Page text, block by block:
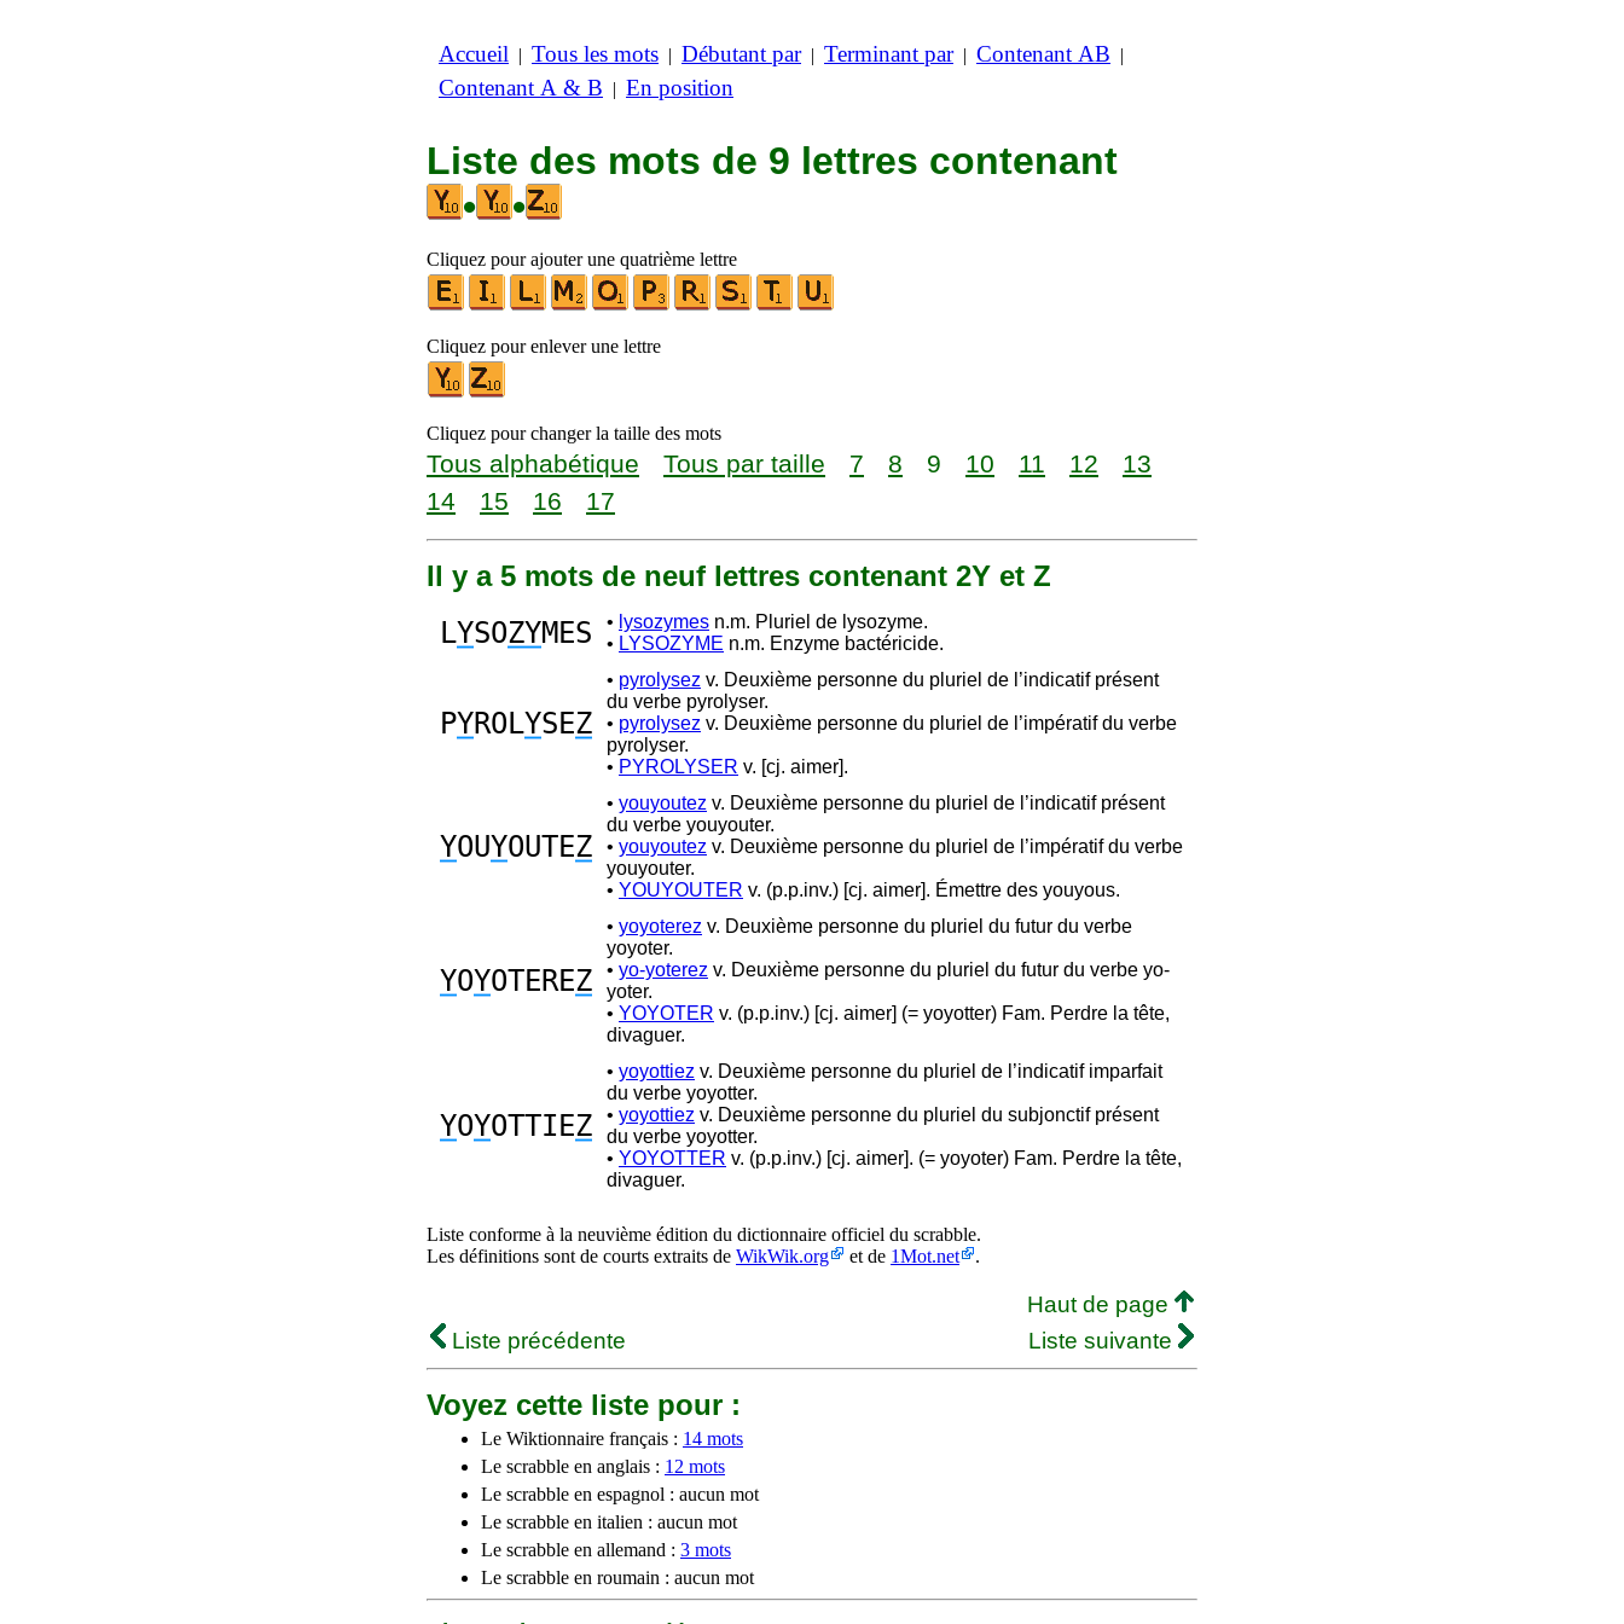
Accueil | Tous les mots | Débutant par| Terminant par| Contenant AB |
Contenant A & B | En position
Liste des mots de 9 lettres contenant
•
•
Cliquez pour ajouter une quatrième lettre
Cliquez pour enlever une lettre
Cliquez pour changer la taille des mots
Tous alphabétique Tous par taille 7 8 9 10 11 12
13
14
15 16 17
Il y a 5 mots de neuf lettres contenant 2Y et Z
LYSOZYMES • lysozymes n.m. Pluriel de lysozyme.
• LYSOZYME n.m. Enzyme bactéricide.
PYROLYSEZ
• pyrolysez v. Deuxième personne du pluriel de l’indicatif présent
du verbe pyrolyser.
• pyrolysez v. Deuxième personne du pluriel de l’impératif du verbe
pyrolyser.
• PYROLYSER v. [cj. aimer].
YOUYOUTEZ
• youyoutez v. Deuxième personne du pluriel de l’indicatif présent
du verbe youyouter.
• youyoutez v. Deuxième personne du pluriel de l’impératif du verbe
youyouter.
• YOUYOUTER v. (p.p.inv.) [cj. aimer]. Émettre des youyous.
YOYOTEREZ
• yoyoterez v. Deuxième personne du pluriel du futur du verbe
yoyoter.
• yo-yoterez v. Deuxième personne du pluriel du futur du verbe yo-
yoter.
• YOYOTER v. (p.p.inv.) [cj. aimer] (= yoyotter) Fam. Perdre la tête,
divaguer.
YOYOTTIEZ
• yoyottiez v. Deuxième personne du pluriel de l’indicatif imparfait
du verbe yoyotter.
• yoyottiez v. Deuxième personne du pluriel du subjonctif présent
du verbe yoyotter.
• YOYOTTER v. (p.p.inv.) [cj. aimer]. (= yoyoter) Fam. Perdre la tête,
divaguer.
Liste conforme à la neuvième édition du dictionnaire officiel du scrabble.
Les définitions sont de courts extraits de WikWik.org et de 1Mot.net .
Haut de page
Liste précédente
Liste suivante
Voyez cette liste pour :
Le Wiktionnaire français : 14 mots
Le scrabble en anglais : 12 mots
Le scrabble en espagnol : aucun mot
Le scrabble en italien : aucun mot
Le scrabble en allemand : 3 mots
Le scrabble en roumain : aucun mot